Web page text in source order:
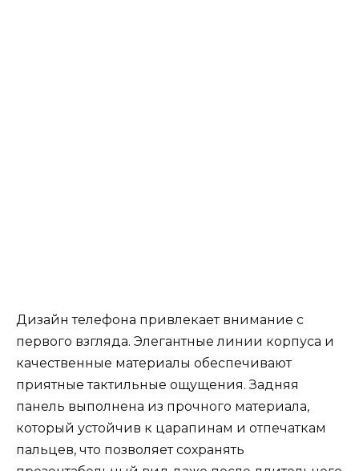
Дизайн телефона привлекает внимание с
первого взгляда. Элегантные линии корпуса и
качественные материалы обеспечивают
приятные тактильные ощущения. Задняя
панель выполнена из прочного материала,
который устойчив к царапинам и отпечаткам
пальцев, что позволяет сохранять